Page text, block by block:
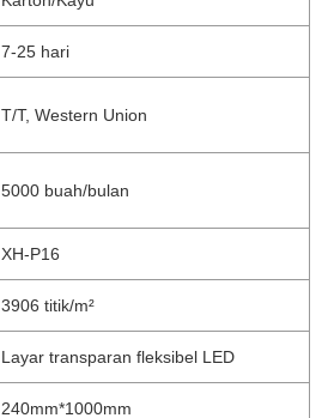
7-25 hari
T/T, Western Union
5000 buah/bulan
XH-P16
3906 titik/m²
Layar transparan fleksibel LED
240mm*1000mm